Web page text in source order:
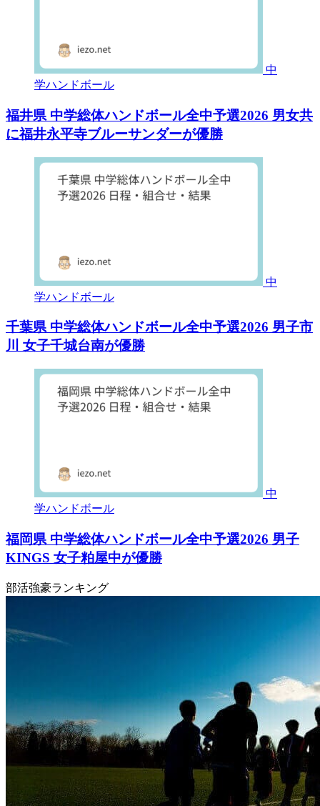
中
学ハンドボール
福井県 中学総体ハンドボール全中予選2026 男女共
に福井永平寺ブルーサンダーが優勝
中
学ハンドボール
千葉県 中学総体ハンドボール全中予選2026 男子市
川 女子千城台南が優勝
中
学ハンドボール
福岡県 中学総体ハンドボール全中予選2026 男子
KINGS 女子粕屋中が優勝
部活強豪ランキング